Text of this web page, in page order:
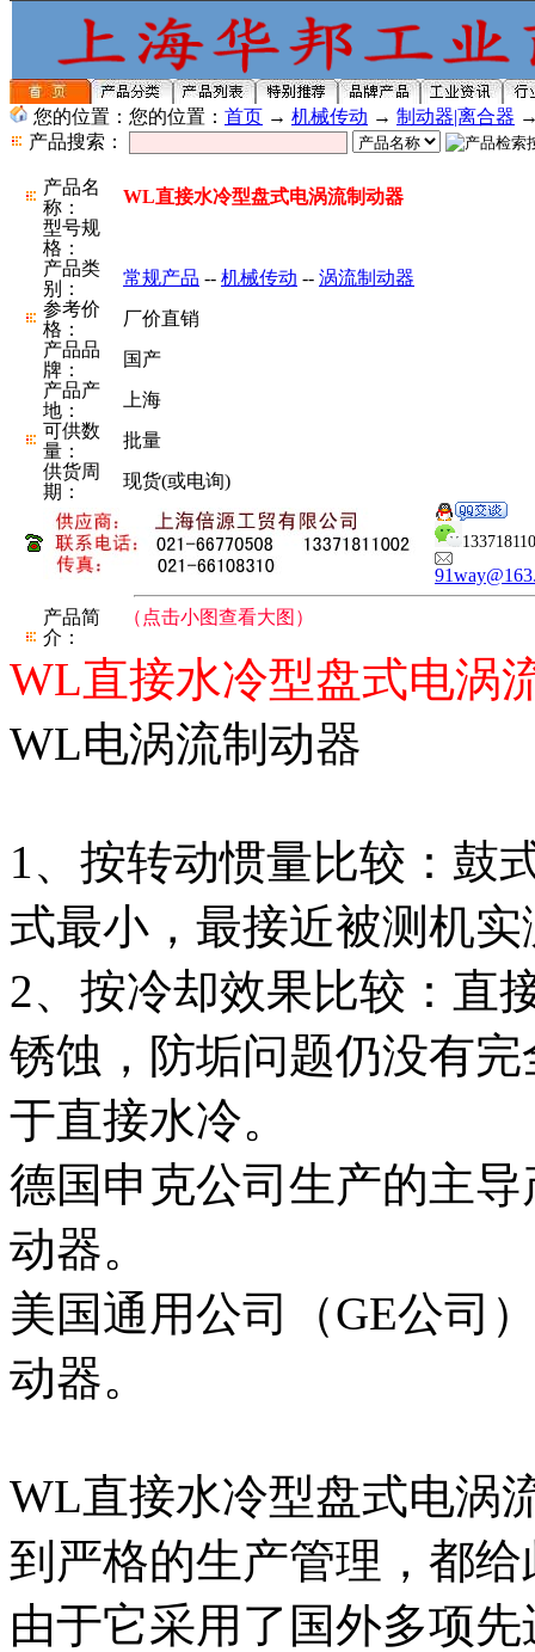
您的位置：您的位置： 首页 → 机械传动 → 制动器|离合器
产品搜索：
产品名
称：
WL直接水冷型盘式电涡流制动器
型号规
格：
产品类
别：
常规产品 -- 机械传动 -- 涡流制动器
参考价
格：
厂价直销
产品品
牌：
国产
产品产
地：
上海
可供数
量：
批量
供货周
期：
现货(或电询)
产品简
介：
（点击小图查看大图）
WL直接水冷型盘式电涡
WL电涡流制动器
1、按转动惯量比较：鼓
式最小，最接近被测机实
2、按冷却效果比较：直
锈蚀，防垢问题仍没有
于直接水冷。
德国申克公司生产的主
动器。
美国通用公司（GE公司
动器。
WL直接水冷型盘式电涡
到严格的生产管理，都
由于它采用了国外多项